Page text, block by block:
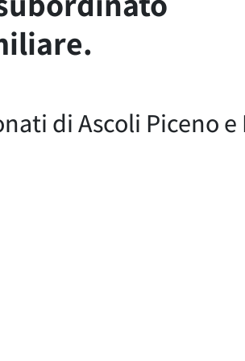
di Ascoli Piceno e